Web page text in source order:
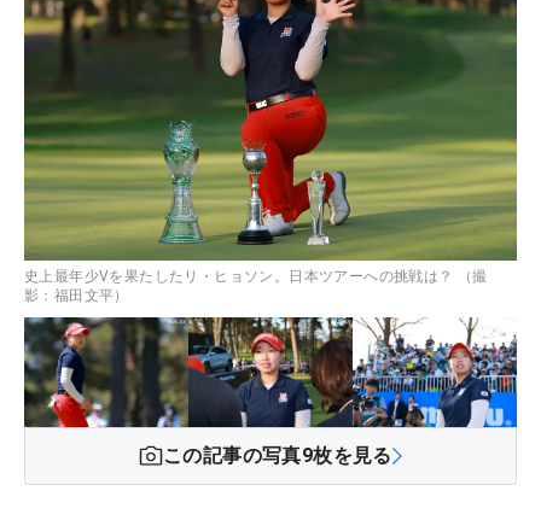
史上最年少Vを果たしたリ・ヒョソン。日本ツアーへの挑戦は？ （撮
影：福田文平）
この記事の写真9枚を見る